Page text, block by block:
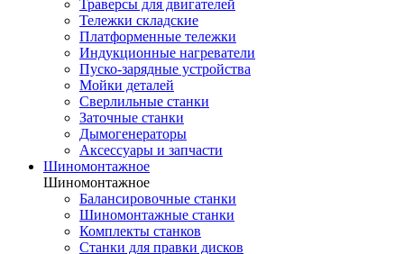
Траверсы для двигателей
Тележки складские
Платформенные тележки
Индукционные нагреватели
Пуско-зарядные устройства
Мойки деталей
Сверлильные станки
Заточные станки
Дымогенераторы
Аксессуары и запчасти
Шиномонтажное
Шиномонтажное
Балансировочные станки
Шиномонтажные станки
Комплекты станков
Станки для правки дисков